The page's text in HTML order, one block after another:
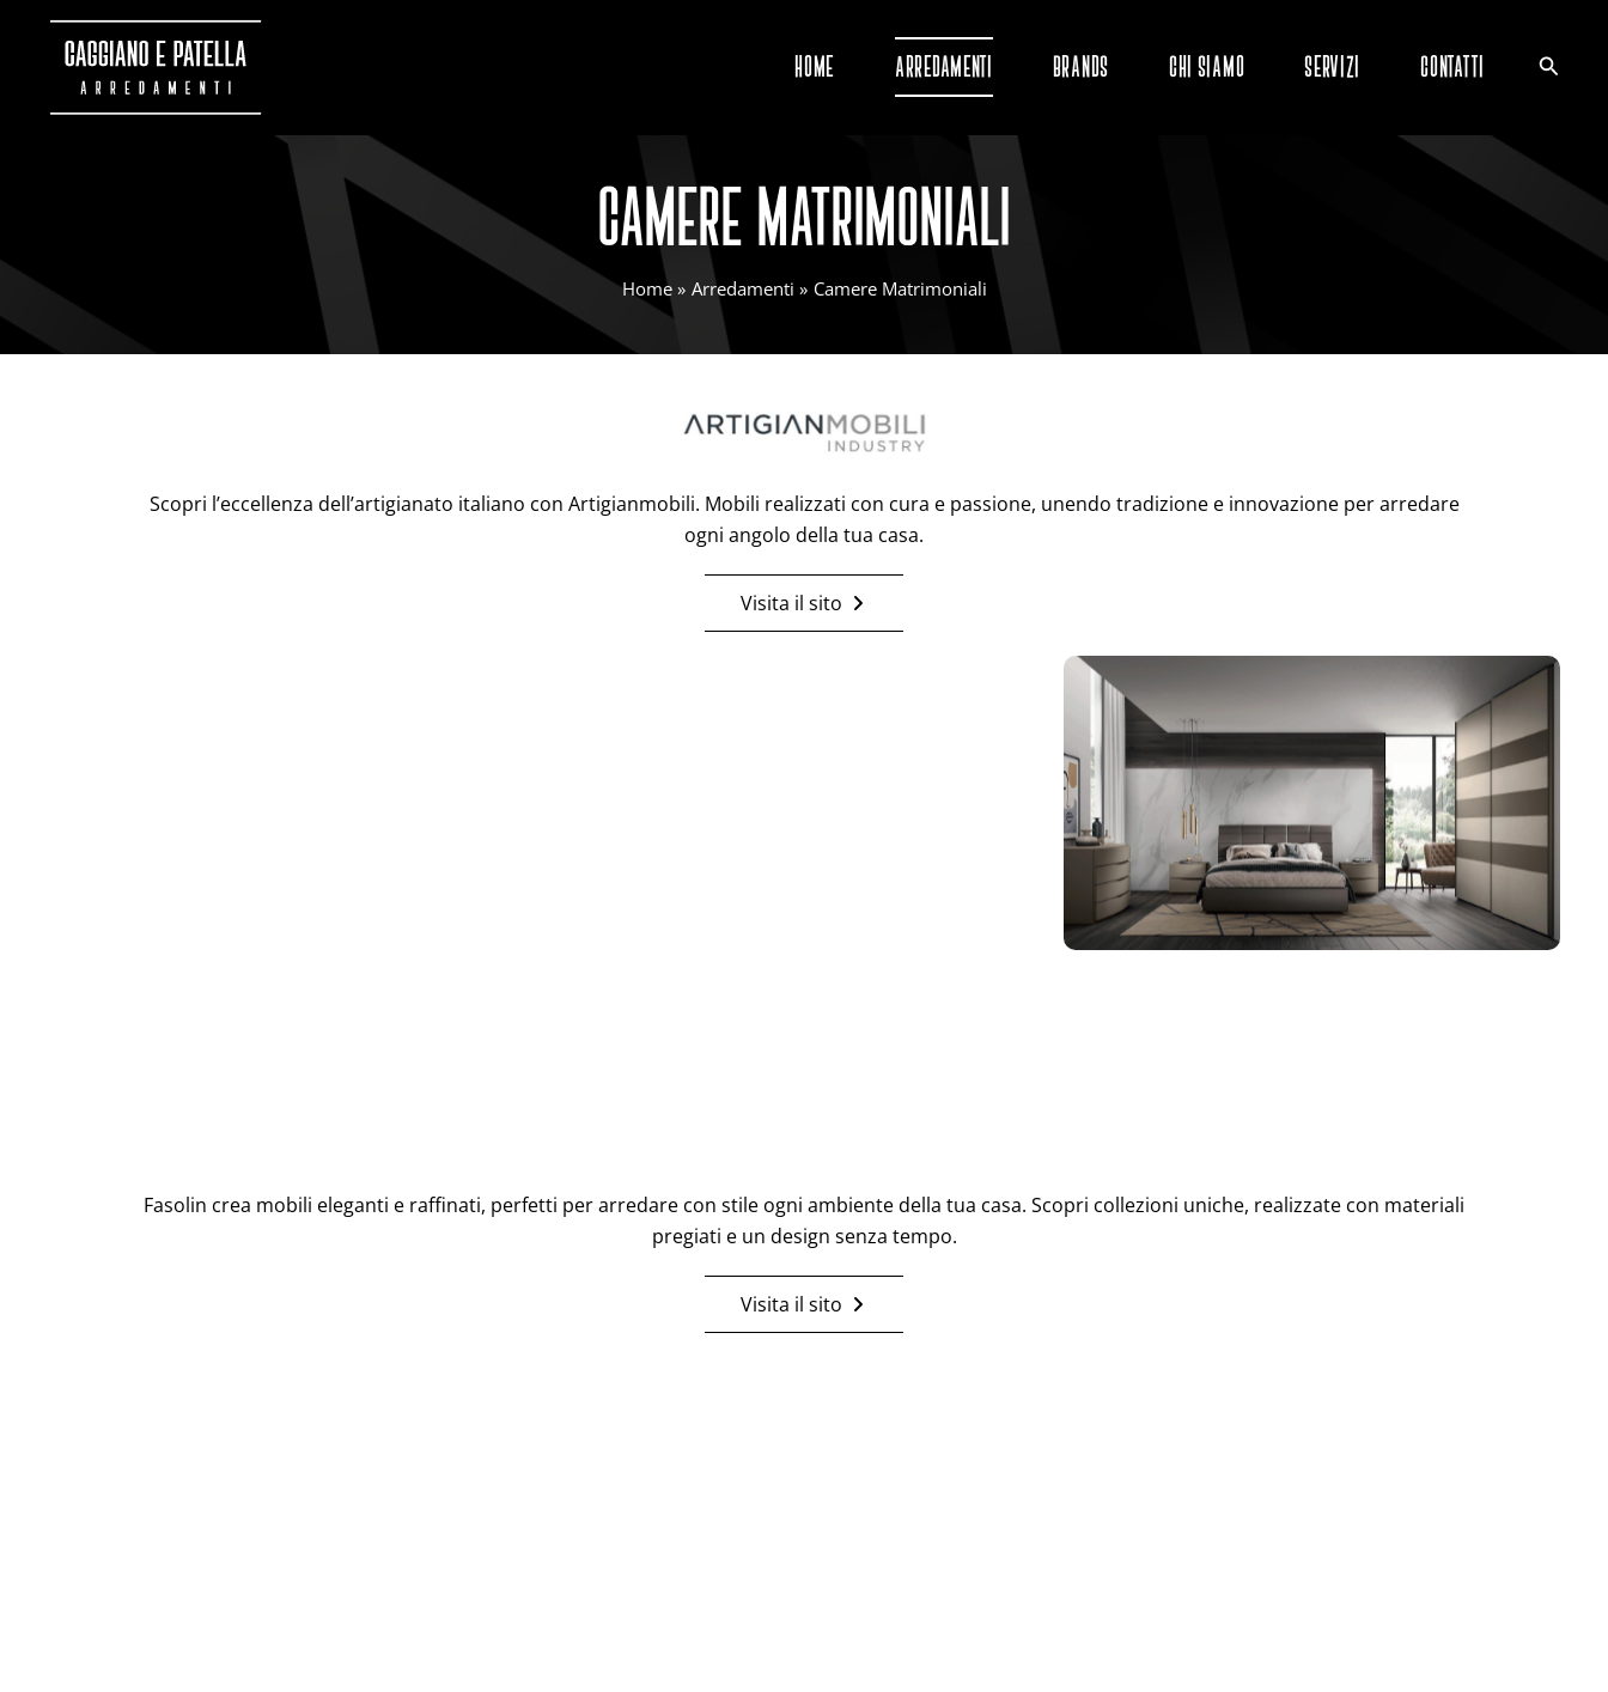
contenuto
Home Arredamenti Brands Chi siamo Servizi Contatti
CAMERE MATRIMONIALI
Home Arredamenti Camere Matrimoniali
Scopri l’eccellenza dell’artigianato italiano con Artigianmobili. Mobili realizzati con cura e passione, unendo tradizione e innovazione per arredare
ogni angolo della tua casa.
Visita il sito
Fasolin crea mobili eleganti e raffinati, perfetti per arredare con stile ogni ambiente della tua casa. Scopri collezioni uniche, realizzate con materiali
pregiati e un design senza tempo.
Visita il sito